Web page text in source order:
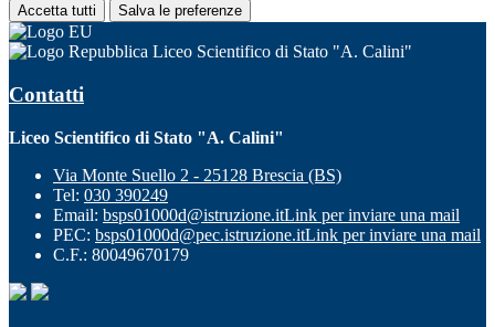
Accetta tutti Salva le preferenze
Liceo Scientifico di Stato "A. Calini"
Contatti
Liceo Scientifico di Stato "A. Calini"
Via Monte Suello 2 - 25128 Brescia (BS)
Tel: 030 390249
Email: bsps01000d@istruzione.itLink per inviare una mail
PEC: bsps01000d@pec.istruzione.itLink per inviare una mail
C.F.: 80049670179